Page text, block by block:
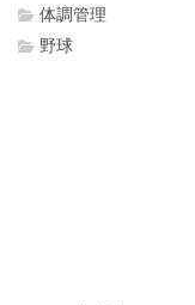
体調管理
野球